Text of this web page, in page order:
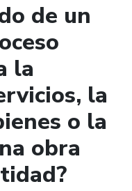
de un
la
la
o la
obra